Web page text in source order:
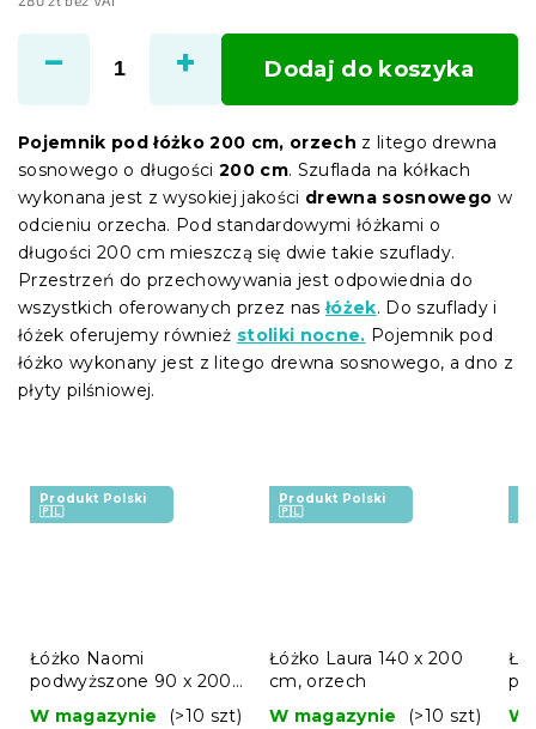
jednostkowa:
Dodaj do koszyka
Pojemnik pod łóżko 200 cm, orzech z litego drewna
sosnowego o długości200 cm. Szuflada na kółkach
wykonana jest z wysokiej jakości drewna sosnowego w
odcieniu orzecha. Pod standardowymi łóżkami o
długości 200 cm mieszczą się dwie takie szuflady.
Przestrzeń do przechowywania jest odpowiednia do
wszystkich oferowanych przez nasłóżek. Do szuflady i
łóżek oferujemy również stoliki nocne. Pojemnik pod
łóżko wykonany jest z litego drewna sosnowego, a dno z
płyty pilśniowej.
Produkt Polski
🇵🇱
Łóżko Naomi
podwyższone 90 x 200
W magazynie (>10 szt)
Produkt Polski
🇵🇱
Łóżko Laura 140 x 200
cm, orzech
W magazynie
(>10 szt) W